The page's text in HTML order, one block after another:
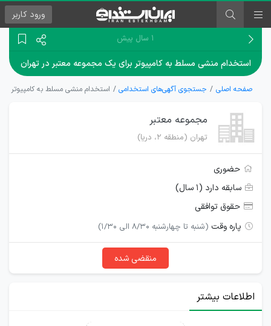
ورود کاربر
۱ سال پیش
استخدام منشی مسلط به کامپیوتر برای یک مجموعه معتبر در تهران
صفحه اصلی جستجوی آگهی‌های استخدامی استخدام منشی مسلط به کامپیوتر
مجموعه معتبر
تهران (منطقه ۲، دریا)
حضوری
سابقه دارد (۱ سال)
حقوق توافقی
پاره وقت (شنبه تا چهارشنبه 8/30 الی 1/30)
منقضی شده
اطلاعات بیشتر